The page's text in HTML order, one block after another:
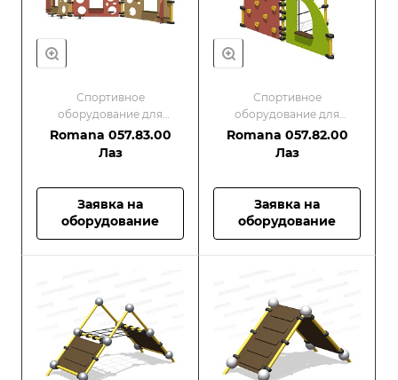
Спортивное
оборудование для
малышей/Оборудование
для спортивных
Romana 057.83.00
Лаз
Заявка на
оборудование
Спортивное
оборудование для
малышей/Оборудование
для спортивных
Romana 057.82.00
Лаз
Заявка на
оборудование